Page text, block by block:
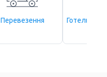
Перевезення
Готельно-